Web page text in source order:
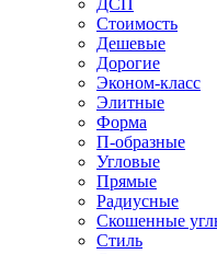
ДСП
Стоимость
Дешевые
Дорогие
Эконом-класс
Элитные
Форма
П-образные
Угловые
Прямые
Радиусные
Скошенные
Стиль